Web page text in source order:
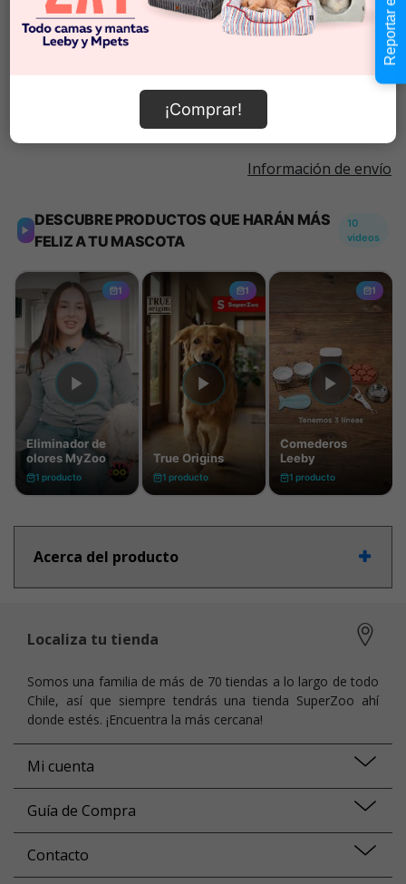
- +
En Stock
Añadir al carrito
Información de envío
Acerca del producto
¡Comprar!
Localiza tu tienda
Somos una familia de más de 70 tiendas a lo largo de todo
Chile, así que siempre tendrás una tienda SuperZoo ahí
donde estés. ¡Encuentra la más cercana!
Mi cuenta
Guía de Compra
Contacto
Reportar error